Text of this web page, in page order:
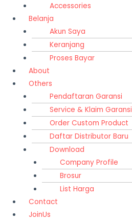
Accessories
Belanja
Akun Saya
Keranjang
Proses Bayar
About
Others
Pendaftaran Garansi
Service & Klaim Garansi
Order Custom Product
Daftar Distributor Baru
Download
Company Profile
Brosur
List Harga
Contact
JoinUs